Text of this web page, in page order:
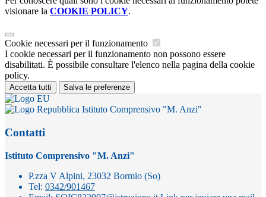
visionare la COOKIE POLICY.
Cookie necessari per il funzionamento
I cookie necessari per il funzionamento non possono essere
disabilitati. È possibile consultare l'elenco nella pagina della cookie
policy.
Accetta tutti Salva le preferenze
Istituto Comprensivo "M. Anzi"
Contatti
Istituto Comprensivo "M. Anzi"
P.zza V Alpini, 23032 Bormio (So)
Tel: 0342/901467